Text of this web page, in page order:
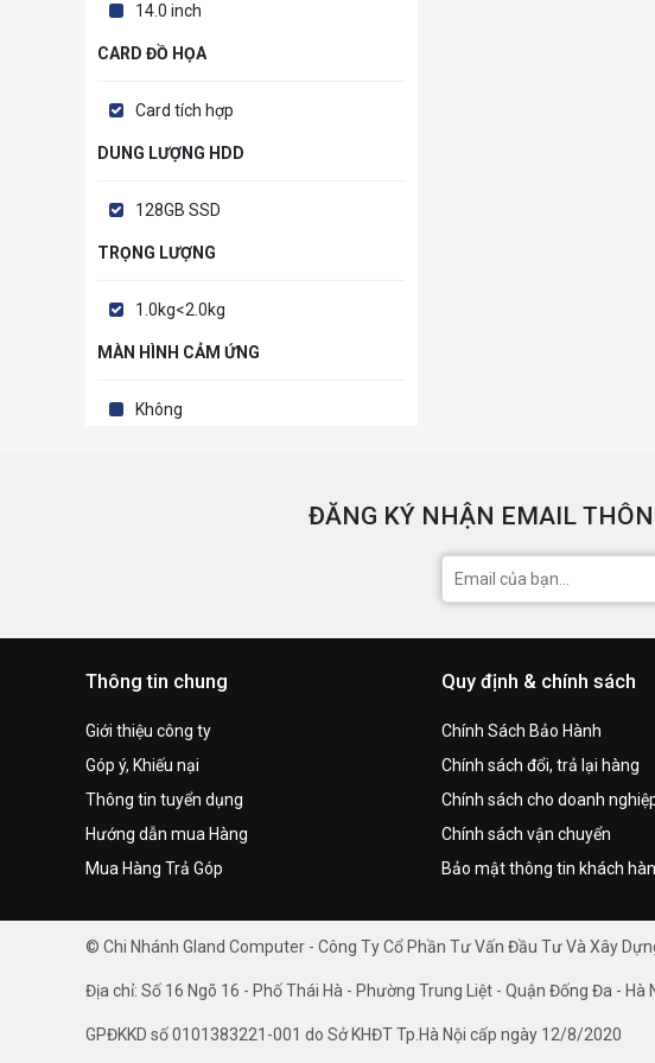
14.0 inch
CARD ĐỒ HỌA
Card tích hợp
DUNG LƯỢNG HDD
128GB SSD
TRỌNG LƯỢNG
1.0kg<2.0kg
MÀN HÌNH CẢM ỨNG
Không
ĐĂNG KÝ NHẬN EMAIL
Thông tin chung
Giới thiệu công ty
Góp ý, Khiếu nại
Thông tin tuyển dụng
Hướng dẫn mua Hàng
Mua Hàng Trả Góp
Quy định & chính sách
Chính Sách Bảo Hành
Chính sách đổi, trả lại hàng
Chính sách cho doanh
Chính sách vận chuyển
Bảo mật thông tin khách
© Chi Nhánh Gland Computer - Công Ty Cổ Phần Tư Vấn Đầu Tư Và Xây
Địa chỉ: Số 16 Ngõ 16 - Phố Thái Hà - Phường Trung Liệt - Quận Đống Đa - Hà
GPĐKKD số 0101383221-001 do Sở KHĐT Tp.Hà Nội cấp ngày 12/8/2020